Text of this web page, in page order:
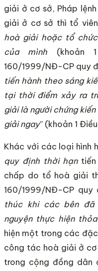
giải ở cơ sở, Pháp
giải ở cơ sở thì tổ
hoà giải hoặc tổ
của mình (khoản
160/1999/NĐ-CP quy
tiến hành theo sáng
tại thời điểm xảy ra
giải là người chứng
giải ngay” (khoản 1 Điều
Khác với các loại hình
quy định thời hạntiến
chấp do tổ hoà giải
160/1999/NĐ-CP quy
thúc khi các bên
nguyện thực hiện
hiện một trong các
công tác hoà giải ở cơ
trong cộng đồng